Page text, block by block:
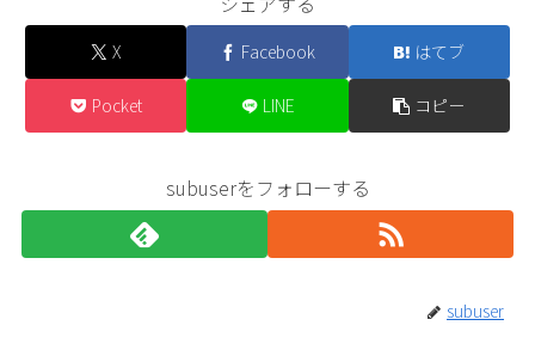
X Facebook はてブ
Pocket LINE コピー
subuserをフォローする
subuser